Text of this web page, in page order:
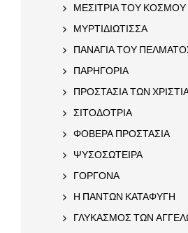
ΜΕΣΙΤΡΙΑ ΤΟΥ ΚΟΣΜΟΥ
ΜΥΡΤΙΔΙΩΤΙΣΣΑ
ΠΑΝΑΓΙΑ ΤΟΥ
ΠΑΡΗΓΟΡΙΑ
ΠΡΟΣΤΑΣΙΑ ΤΩΝ
ΣΙΤΟΔΟΤΡΙΑ
ΦΟΒΕΡΑ ΠΡΟΣΤΑΣΙΑ
ΨΥΣΟΣΩΤΕΙΡΑ
ΓΟΡΓΟΝΑ
Η ΠΑΝΤΩΝ ΚΑΤΑΦΥΓΗ
ΓΛΥΚΑΣΜΟΣ ΤΩΝ